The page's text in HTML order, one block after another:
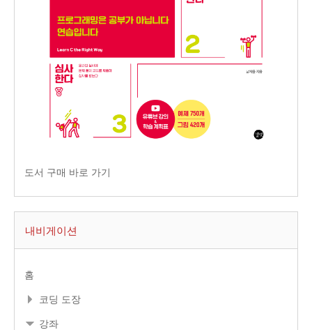
도서 구매 바로 가기
내비게이션
홈
코딩 도장
강좌